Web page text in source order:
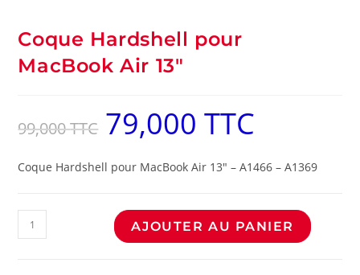
Coque Hardshell pour
MacBook Air 13″
99,000TTC 79,000TTC
Coque Hardshell pour MacBook Air 13″ – A1466 – A1369
AJOUTER AU PANIER